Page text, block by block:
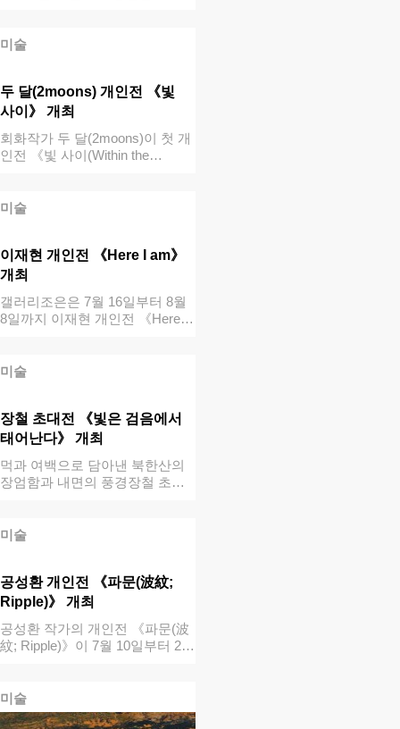
미술
두 달(2moons) 개인전 《빛
사이》 개최
회화작가 두 달(2moons)이 첫 개
인전 《빛 사이(Within the…
미술
이재현 개인전 《Here I am》
개최
갤러리조은은 7월 16일부터 8월
8일까지 이재현 개인전 《Here I
미술
장철 초대전 《빛은 검음에서
태어난다》 개최
먹과 여백으로 담아낸 북한산의
장엄함과 내면의 풍경장철 초대
미술
공성환 개인전 《파문(波紋;
Ripple)》 개최
공성환 작가의 개인전 《파문(波
紋; Ripple)》이 7월 10일부터 2…
미술